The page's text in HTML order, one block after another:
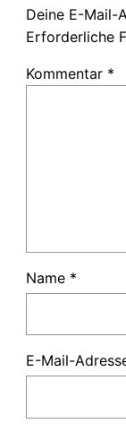
Deine E-Mail-
Erforderliche
Kommentar *
Name *
E-Mail-